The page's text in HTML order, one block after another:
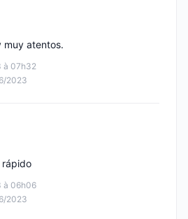
à 07h32
2023
muy atentos.
à 06h06
2023